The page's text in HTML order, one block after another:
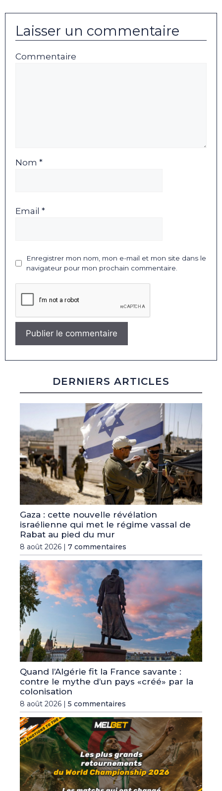
Laisser un commentaire
Commentaire
Nom *
Email *
Enregistrer mon nom, mon e-mail et mon site dans le
navigateur pour mon prochain commentaire.
DERNIERS ARTICLES
Gaza : cette nouvelle révélation
israélienne qui met le régime vassal de
Rabat au pied du mur
8 août 2026 | 7 commentaires
Quand l’Algérie fit la France savante :
contre le mythe d’un pays «créé» par la
colonisation
8 août 2026 | 5 commentaires